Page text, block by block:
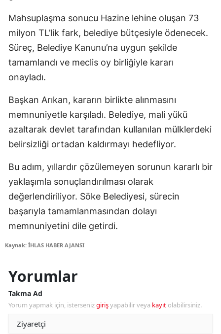
Mahsuplaşma sonucu Hazine lehine oluşan 73
milyon TL’lik fark, belediye bütçesiyle ödenecek.
Süreç, Belediye Kanunu’na uygun şekilde
tamamlandı ve meclis oy birliğiyle kararı
onayladı.
Başkan Arıkan, kararın birlikte alınmasını
memnuniyetle karşıladı. Belediye, mali yükü
azaltarak devlet tarafından kullanılan mülklerdeki
belirsizliği ortadan kaldırmayı hedefliyor.
Bu adım, yıllardır çözülemeyen sorunun kararlı bir
yaklaşımla sonuçlandırılması olarak
değerlendiriliyor. Söke Belediyesi, sürecin
başarıyla tamamlanmasından dolayı
memnuniyetini dile getirdi.
Kaynak: İHLAS HABER AJANSI
Yorumlar
Takma Ad
Yorum yapmak için, istersenizgirişyapabilir veya kayıt olabilirsiniz.